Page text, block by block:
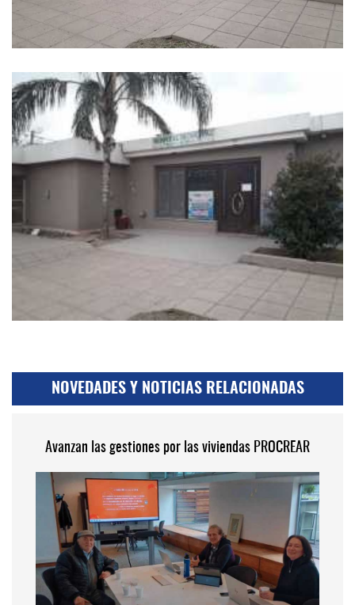
NOVEDADES Y NOTICIAS RELACIONADAS
Avanzan las gestiones por las viviendas PROCREAR